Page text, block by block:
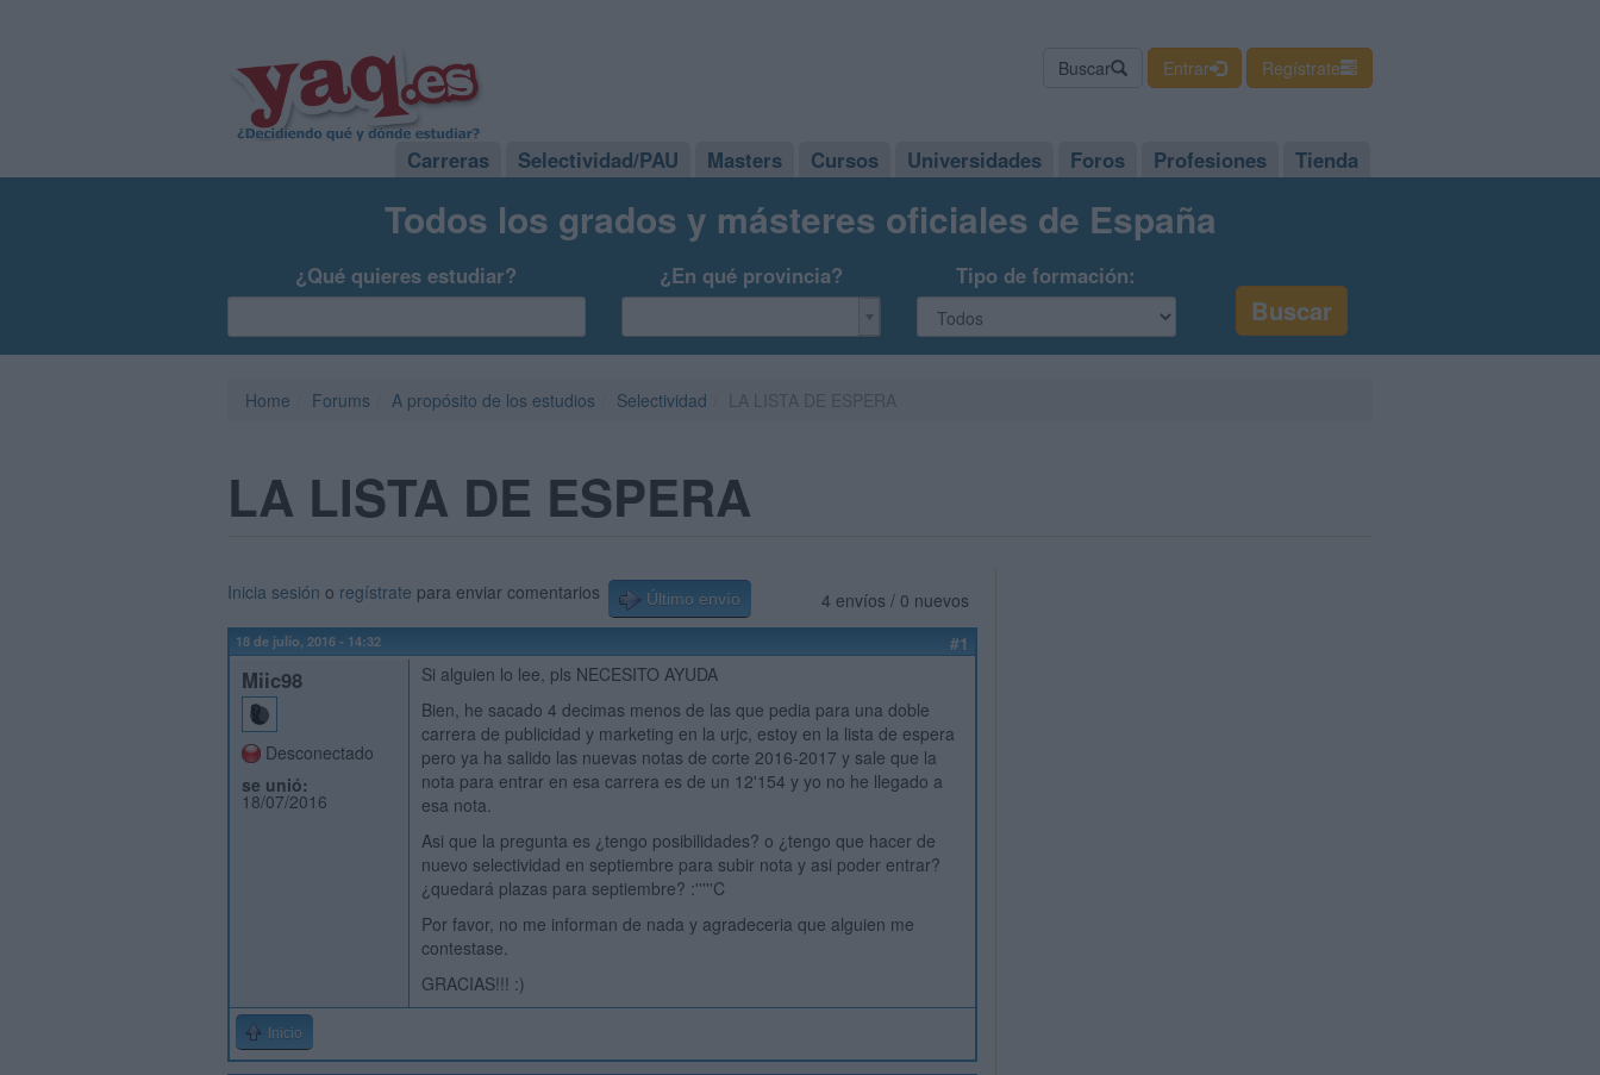
Buscar Entrar Regístrate
Carreras Selectividad/PAU Masters Cursos Universidades Foros Profesiones Tienda
Todos los grados y másteres oficiales de España
¿Qué quieres estudiar? ¿En qué provincia? Tipo de formación:
Home Forums A propósito de los estudios Selectividad
LA LISTA DE ESPERA
4 envíos / 0 nuevos
Inicia sesión o regístrate para enviar comentarios Último envío
18 de julio, 2016 - 14:32 #1
Miic98
Desconectado
se unió:
18/07/2016
Si alguien lo lee, pls NECESITO AYUDA
Bien, he sacado 4 decimas menos de las que pedia para una doble
carrera de publicidad y marketing en la urjc, estoy en la lista de espera
pero ya ha salido las nuevas notas de corte 2016-2017 y sale que la
nota para entrar en esa carrera es de un 12'154 y yo no he llegado a
esa nota.
Asi que la pregunta es ¿tengo posibilidades? o ¿tengo que hacer de
nuevo selectividad en septiembre para subir nota y asi poder entrar?
¿quedará plazas para septiembre? :'''''C
Por favor, no me informan de nada y agradeceria que alguien me
contestase.
GRACIAS!!! :)
Inicio